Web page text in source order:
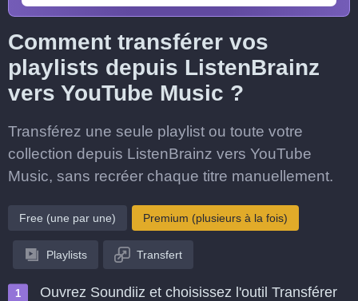
Comment transférer vos
playlists depuis ListenBrainz
vers YouTube Music ?
Transférez une seule playlist ou toute votre
collection depuis ListenBrainz vers YouTube
Music, sans recréer chaque titre manuellement.
Free (une par une) Premium (plusieurs à la fois)
Playlists Transfert
Ouvrez Soundiiz et choisissez l'outil Transférer